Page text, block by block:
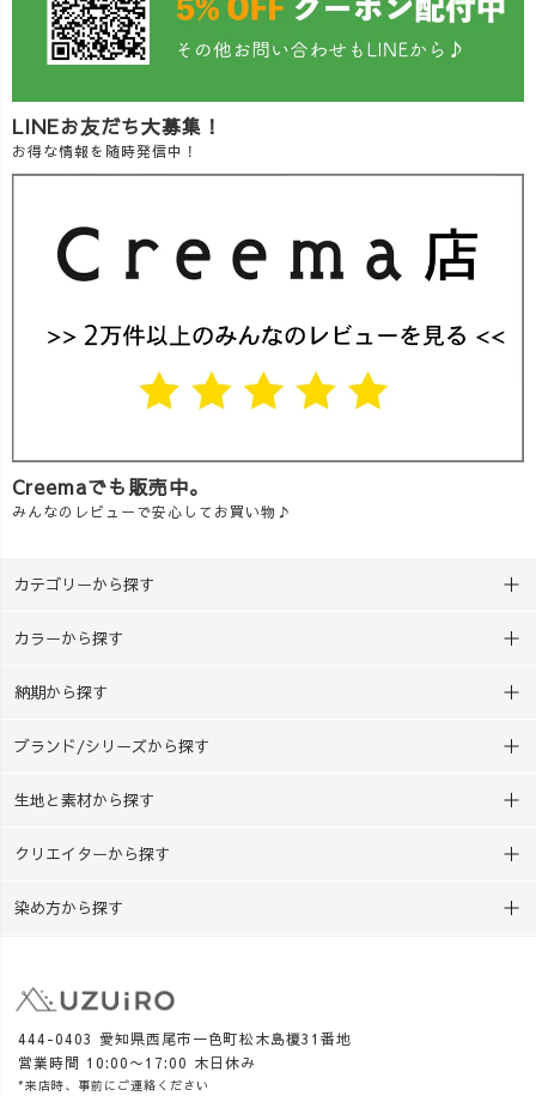
LINEお友だち大募集！
お得な情報を随時発信中！
Creemaでも販売中。
みんなのレビューで安心してお買い物♪
カテゴリーから探す
カラーから探す
納期から探す
ブランド/シリーズから探す
生地と素材から探す
クリエイターから探す
染め方から探す
444-0403 愛知県西尾市一色町松木島榎31番地
営業時間 10:00〜17:00 木日休み
*来店時、事前にご連絡ください